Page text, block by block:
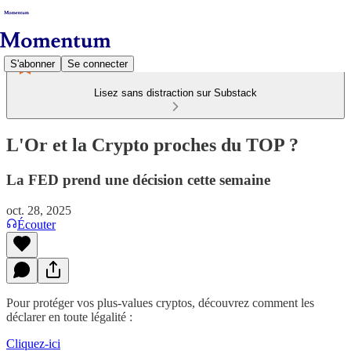
S'abonner Se connecter
Lisez sans distraction sur Substack
L'Or et la Crypto proches du TOP ?
La FED prend une décision cette semaine
oct. 28, 2025
Écouter
Pour protéger vos plus-values cryptos, découvrez comment les
déclarer en toute légalité :
Cliquez-ici